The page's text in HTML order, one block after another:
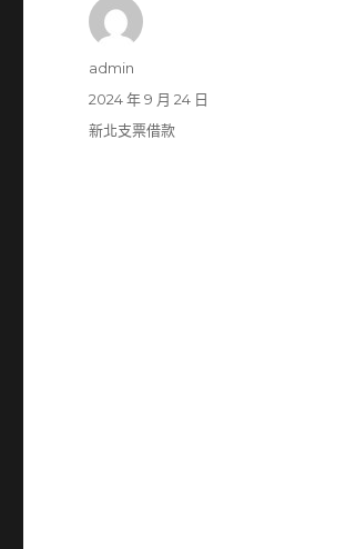
作
admin
發
佈
2024 年 9 月 24 日
分
新北支票借款